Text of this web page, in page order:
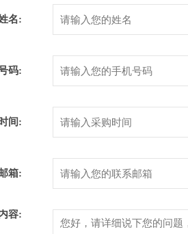
名:
码:
间:
箱:
容: